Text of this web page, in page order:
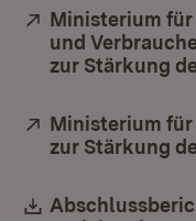
Extern:
Ministerium für
und
zur Stärkung
Extern:
Ministerium für
zur Stärkung
Download: